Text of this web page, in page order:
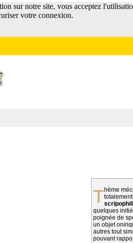
sur notre site, vous acceptez
votre connexion.
Thème méconnu des collectionneurs et
quelques
poignée de
un objet
autres tout
pouvant